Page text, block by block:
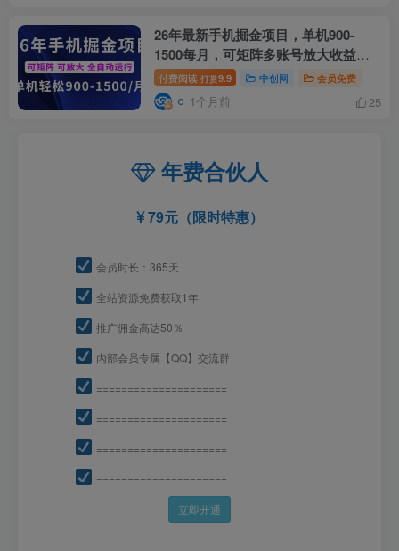
26年最新手机掘金项目，单机900-
1500每月，可矩阵多账号放大收益
【揭秘】
付费阅读 打赏9.9 中创网 会员免费
1个月前 25
年费合伙人
79元（限时特惠）
会员时长：365天
全站资源免费获取1年
推广佣金高达50％
内部会员专属【QQ】交流群
=====================
=====================
=====================
=====================
立即开通